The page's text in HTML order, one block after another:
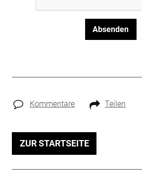
Absenden
Kommentare Teilen
ZUR STARTSEITE